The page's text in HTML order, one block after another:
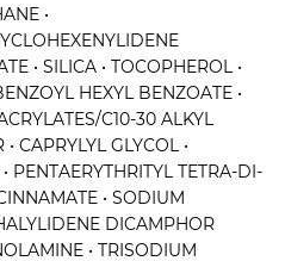
•
• SILICA • TOCOPHEROL •
HEXYL BENZOATE •
C10-30 ALKYL
CAPRYLYL GLYCOL •
PENTAERYTHRITYL TETRA-DI-
• SODIUM
DICAMPHOR
• TRISODIUM